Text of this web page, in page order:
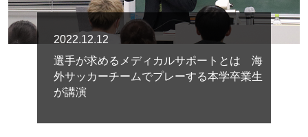
2022.12.12
選手が求めるメディカルサポートとは 海
外サッカーチームでプレーする本学卒業生
が講演